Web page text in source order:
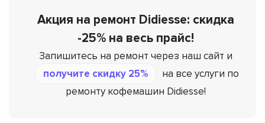
Акция на ремонт Didiesse: скидка
-25% на весь прайс!
Запишитесь на ремонт через наш сайт и
получите скидку 25%
на все услуги по
ремонту кофемашин Didiesse!